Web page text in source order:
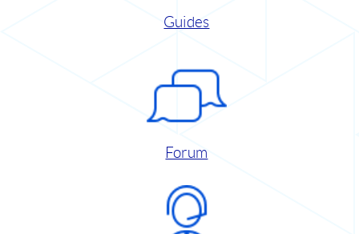
Guides
Forum